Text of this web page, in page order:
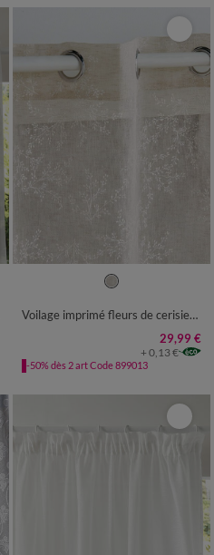
Voilage imprimé fleurs de cerisier - finition oeillets
29,99 €
+ 0,13 €
-50% dès 2 art Code 899013